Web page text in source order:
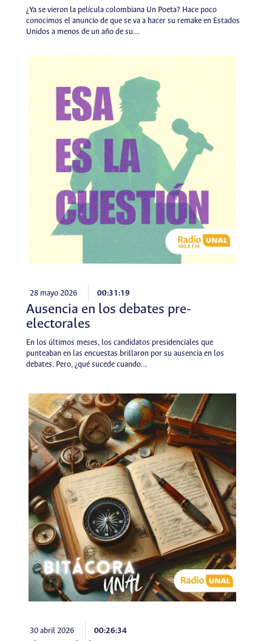
¿Ya se vieron la película colombiana Un Poeta? Hace poco
conocimos el anuncio de que se va a hacer su remake en Estados
Unidos a menos de un año de su…
28 mayo 2026 00:31:19
Ausencia en los debates pre-
electorales
En los últimos meses, los candidatos presidenciales que
punteaban en las encuestas brillaron por su ausencia en los
debates. Pero, ¿qué sucede cuando…
30 abril 2026 00:26:34